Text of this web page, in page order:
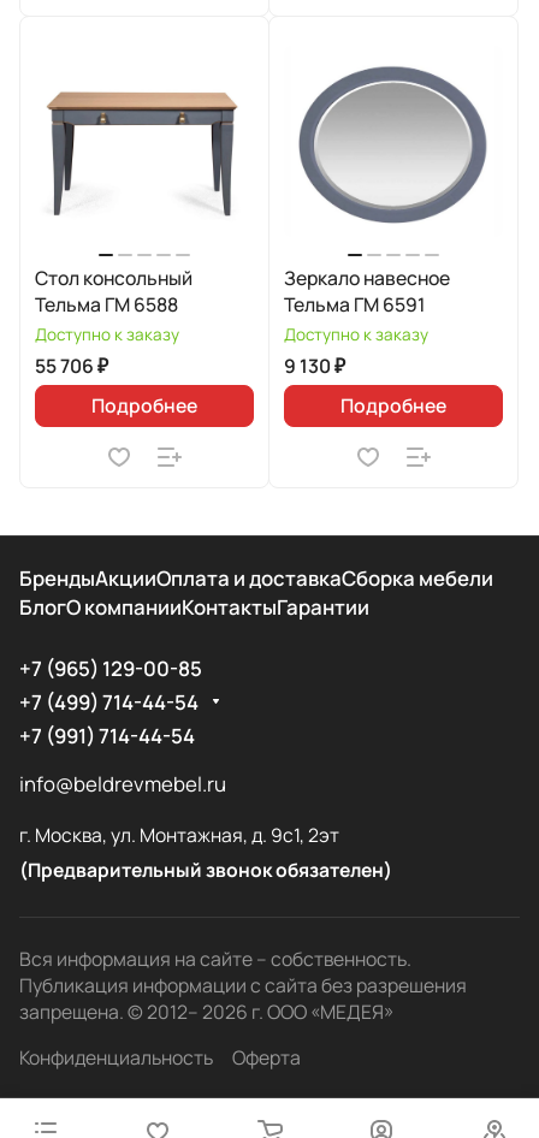
Стол консольный
Тельма ГМ 6588
Доступно к заказу
55 706 ₽
Подробнее
Зеркало навесное
Тельма ГМ 6591
Доступно к заказу
9 130 ₽
Подробнее
БрендыАкцииОплата и доставкаСборка мебели
БлогО компанииКонтактыГарантии
+7 (965) 129-00-85
+7 (499) 714-44-54
+7 (991) 714-44-54
info@beldrevmebel.ru
г. Москва, ул. Монтажная, д. 9с1, 2эт
(Предварительный звонок обязателен)
Вся информация на сайте – собственность.
Публикация информации с сайта без разрешения
запрещена. © 2012– 2026 г. ООО «МЕДЕЯ»
Конфиденциальность
Оферта